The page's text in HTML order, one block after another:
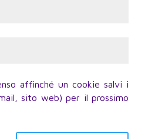
affinché un cookie salvi i
sito web) per il prossimo